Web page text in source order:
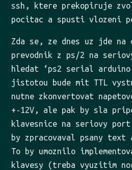
ssh, ktere prekopiruje
pocitac a spusti vlozeni
Zda se, ze dnes uz jde na
prevodnik z ps/2 na
hledat ‘ps2 serial
jistotou bude mit TTL
nutne zkonvertovat
+-12V, ale pak by sla
klavesnice na seriovy
by zpracovaval psany
To by umoznilo
klavesy (treba vyuzitim